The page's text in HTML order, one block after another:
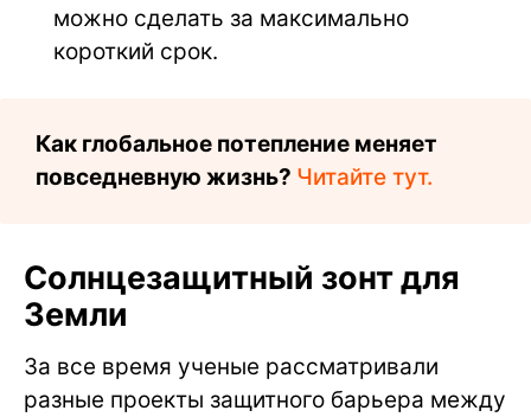
можно сделать за максимально
короткий срок.
Как глобальное потепление меняет
повседневную жизнь? Читайте тут.
Солнцезащитный зонт для
Земли
За все время ученые рассматривали
разные проекты защитного барьера между